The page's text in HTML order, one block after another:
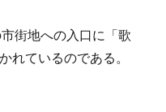
街地への入口に「歌
れているのである。